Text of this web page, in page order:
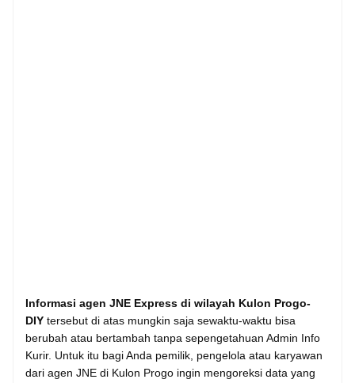
Informasi agen JNE Express di wilayah Kulon Progo-
DIY tersebut di atas mungkin saja sewaktu-waktu bisa
berubah atau bertambah tanpa sepengetahuan Admin Info
Kurir. Untuk itu bagi Anda pemilik, pengelola atau karyawan
dari agen JNE di Kulon Progo ingin mengoreksi data yang